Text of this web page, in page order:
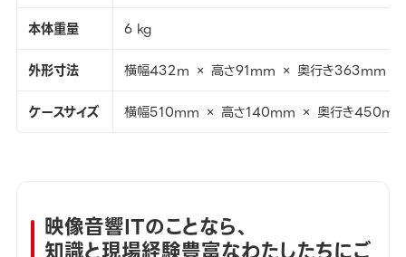
本体重量
6 kg
外形寸法
横幅432m × 高さ91mm × 奥行き363mm
ケースサイズ
横幅510mm × 高さ140mm × 奥行き450mm
映像音響ITのことなら、